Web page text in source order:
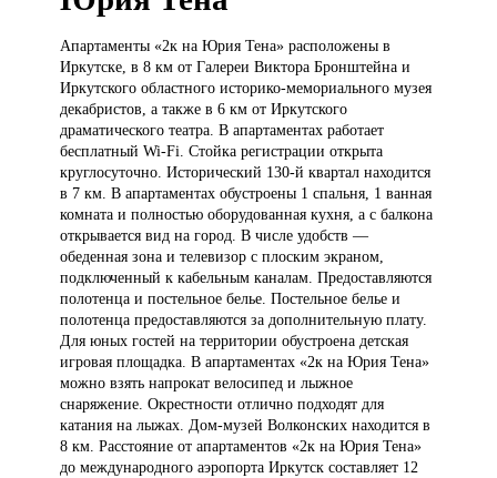
Апартаменты «2кна Юрия Тена» расположены в
Иркутске, в 8 км от Галереи Виктора Бронштейна и
Иркутского областного историко-мемориального музея
декабристов, а также в 6 км от Иркутского
драматического театра. В апартаментах работает
бесплатный Wi-Fi. Стойка регистрации открыта
круглосуточно. Исторический 130-й квартал находится
в 7 км. В апартаментах обустроены 1 спальня, 1 ванная
комната и полностью оборудованная кухня, а с балкона
открывается вид на город. В числе удобств —
обеденная зона и телевизор с плоским экраном,
подключенный к кабельным каналам. Предоставляются
полотенца и постельное белье. Постельное белье и
полотенца предоставляются за дополнительную плату.
Для юных гостей на территории обустроена детская
игровая площадка. В апартаментах «2к на Юрия Тена»
можно взять напрокат велосипед и лыжное
снаряжение. Окрестности отлично подходят для
катания на лыжах. Дом-музей Волконских находится в
8 км. Расстояние от апартаментов «2к на Юрия Тена»
до международного аэропорта Иркутск составляет 12